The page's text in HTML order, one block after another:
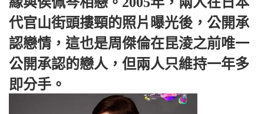
代官山街頭摟頸的照片曝光後，公開承
認戀情，這也是周傑倫在昆淩之前唯一
公開承認的戀人，但兩人只維持一年多
即分手。